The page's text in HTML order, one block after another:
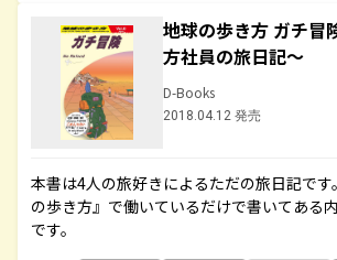
地球の歩き方 ガチ冒
方社員の旅日記～
D-Books
2018.04.12 発売
本書は4人の旅好きによるただの旅日記で
の歩き方』で働いているだけで書いてある
です。